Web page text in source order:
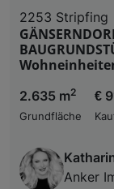
2253 Stripfing
2.635 m2
Grundfläche
€
Anker